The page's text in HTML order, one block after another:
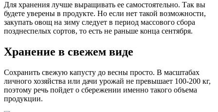
Для хранения лучше выращивать ее самостоятельно. Так вы
будете уверены в продукте. Но если нет такой возможности,
закупать овощ на зиму следует в период массового сбора
позднеспелых сортов, то есть не раньше конца сентября.
Хранение в свежем виде
Сохранить свежую капусту до весны просто. В масштабах
личного хозяйства или дачи урожай не превышает 100-200 кг,
поэтому речь пойдет о сбережении именно такого объема
продукции.